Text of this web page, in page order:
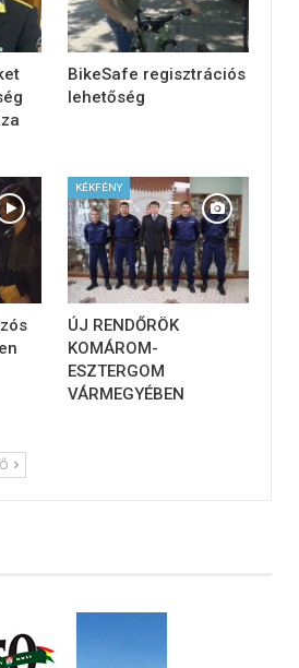
BikeSafe regisztrációs
lehetőség
KÉKFÉNY
ÚJ RENDŐRÖK
KOMÁROM-
ESZTERGOM
VÁRMEGYÉBEN